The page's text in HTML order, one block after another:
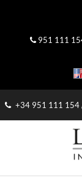
951 111
+34 951 111 154